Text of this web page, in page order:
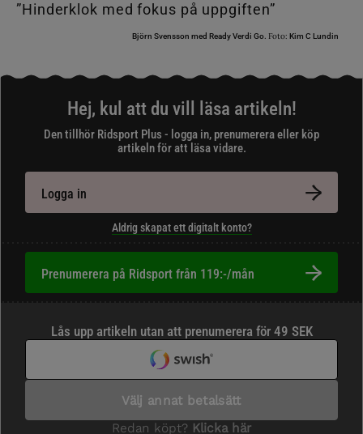
Björn Svensson med Ready Verdi Go. Foto: Kim C Lundin
Hej, kul att du vill läsa artikeln!
Den tillhör Ridsport Plus - logga in, prenumerera eller köp
artikeln för att läsa vidare.
Logga in
Aldrig skapat ett digitalt konto?
Prenumerera på Ridsport från 119:-/mån